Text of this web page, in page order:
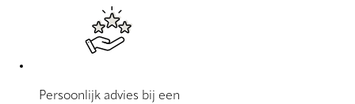
Persoonlijk advies bij een